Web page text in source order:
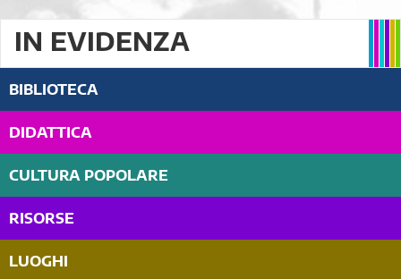
IN EVIDENZA
BIBLIOTECA
DIDATTICA
CULTURA POPOLARE
RISORSE
LUOGHI